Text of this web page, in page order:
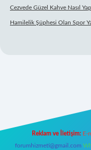
Cezvede Güzel Kahve Nasıl
Hamilelik Şüphesi Olan Spor
Reklam ve İletişim: E-
forumhizmeti@gmail.com